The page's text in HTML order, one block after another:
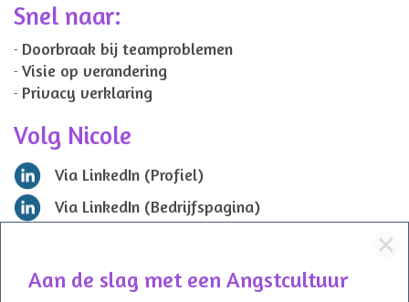
Snel naar:
Doorbraak bij teamproblemen
Visie op verandering
Privacy verklaring
Volg Nicole
Via LinkedIn (Profiel)
Via LinkedIn (Bedrijfspagina)
Aan de slag met een Angstcultuur
ga aan de slag met een Angstcultuur!